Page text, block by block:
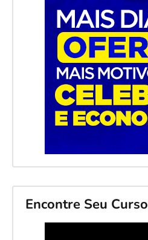
Encontre Seu Curso